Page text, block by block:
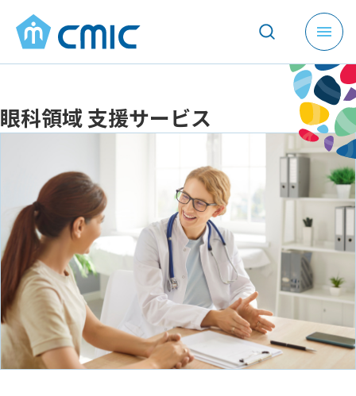
メ
ニ
ュ
ー
を
開
く
眼科領域 支援サービス